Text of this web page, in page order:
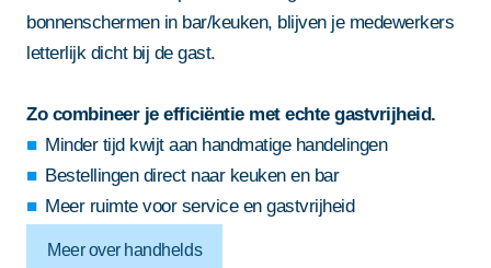
bonnenschermen in bar/keuken, blijven je medewerkers
letterlijk dicht bij de gast.
Zo combineer je efficiëntie met echte gastvrijheid.
Minder tijd kwijt aan handmatige handelingen
Bestellingen direct naar keuken en bar
Meer ruimte voor service en gastvrijheid
Meer over handhelds